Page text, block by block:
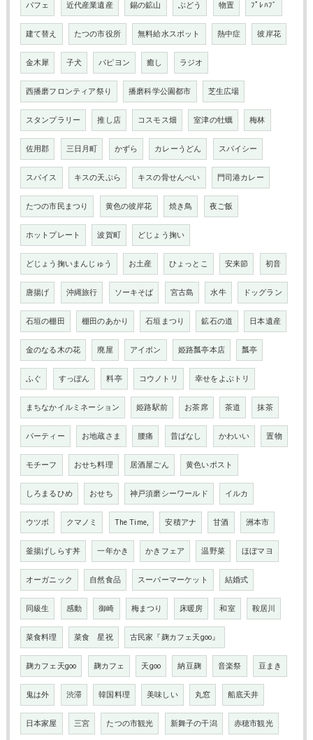
パフェ 近代産業遺産 錫の鉱山 ぶどう 物置 ﾌﾟﾚﾊﾌﾞ
建て替え たつの市役所 無料給水スポット 熱中症 彼岸花
金木犀 子犬 パピヨン 癒し ラジオ
西播磨フロンティア祭り 播磨科学公園都市 芝生広場
スタンプラリー 推し店 コスモス畑 室津の牡蠣 梅林
佐用郡 三日月町 かずら カレーうどん スパイシー
スパイス キスの天ぷら キスの骨せんべい 門司港カレー
たつの市民まつり 黄色の彼岸花 焼き鳥 夜ご飯
ホットプレート 波賀町 どじょう掬い
どじょう掬いまんじゅう お土産 ひょっとこ 安来節 初音
唐揚げ 沖縄旅行 ソーキそば 宮古島 水牛 ドッグラン
石垣の棚田 棚田のあかり 石垣まつり 鉱石の道 日本遺産
金のなる木の花 廃屋 アイボン 姫路瓢亭本店 瓢亭
ふぐ すっぽん 料亭 コウノトリ 幸せをよぶトリ
まちなかイルミネーション 姫路駅前 お茶席 茶道 抹茶
パーティー お地蔵さま 腰痛 昔ばなし かわいい 置物
モチーフ おせち料理 居酒屋ごん 黄色いポスト
しろまるひめ おせち 神戸須磨シーワールド イルカ
ウツボ クマノミ The Time, 安積アナ 甘酒 洲本市
釜揚げしらす丼 一年かき かきフェア 温野菜 ほぼマヨ
オーガニック 自然食品 スーパーマーケット 結婚式
同級生 感動 御崎 梅まつり 床暖房 和室 鞍居川
菜食料理 菜食 星祝 古民家『麹カフェ天goo』
麹カフェ天goo 麹カフェ 天goo 納豆麹 音楽祭 豆まき
鬼は外 渋滞 韓国料理 美味しい 丸窓 船底天井
日本家屋 三宮 たつの市観光 新舞子の干潟 赤穂市観光